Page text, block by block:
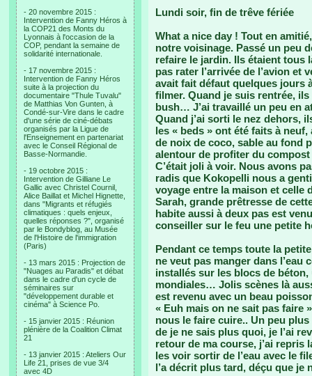
- 20 novembre 2015 :
Intervention de Fanny Héros à
la COP21 des Monts du
Lyonnais à l'occasion de la
COP, pendant la semaine de
solidarité internationale.
- 17 novembre 2015 :
Intervention de Fanny Héros
suite à la projection du
documentaire "Thule Tuvalu"
de Matthias Von Gunten, à
Condé-sur-Vire dans le cadre
d'une série de ciné-débats
organisés par la Ligue de
l'Enseignement en partenariat
avec le Conseil Régional de
Basse-Normandie.
- 19 octobre 2015 :
Intervention de Gilliane Le
Gallic avec Christel Cournil,
Alice Baillat et Michel Hignette,
dans "Migrants et réfugiés
climatiques : quels enjeux,
quelles réponses ?", organisé
par le Bondyblog, au Musée
de l'Histoire de l'immigration
(Paris)
- 13 mars 2015 : Projection de
"Nuages au Paradis" et débat
dans le cadre d'un cycle de
séminaires sur
"développement durable et
cinéma" à Science Po.
- 15 janvier 2015 : Réunion
plénière de la Coalition Climat
21
- 13 janvier 2015 : Ateliers Our
Life 21, prises de vue 3/4
avec 4D
Lundi soir, fin de trêve fériée
What a nice day ! Tout en
notre voisinage. Passé un peu
refaire le jardin. Ils étaient tous
pas rater l’arrivée de l’avion et
avait fait défaut quelques jours
filmer. Quand je suis rentrée,
bush… J’ai travaillé un peu en
Quand j’ai sorti le nez dehors,
les « beds » ont été faits à
de noix de coco, sable au fond
alentour de profiter du
C’était joli à voir. Nous avons
radis que Kokopelli nous a
voyage entre la maison et celle
Sarah, grande prêtresse de
habite aussi à deux pas est
conseiller sur le feu une petite
Pendant ce temps toute la
ne veut pas manger dans l’eau
installés sur les blocs de béton,
mondiales… Jolis scènes là
est revenu avec un beau
« Euh mais on ne sait pas
nous le faire cuire.. Un peu
de je ne sais plus quoi, je l’ai
retour de ma course, j’ai repris
les voir sortir de l’eau avec le
l’a décrit plus tard, déçu que je